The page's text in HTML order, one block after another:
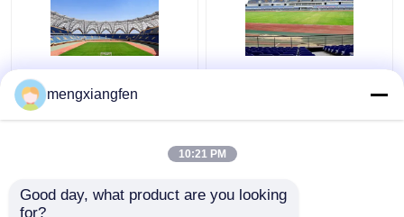
Q235 a courbé la botte
en acier de toit le toit
qu'ondulé en métal
Bottes incurvées
verre escamotable de
toit
mengxiangfen
10:21 PM
Good day, what product are you looking
for?